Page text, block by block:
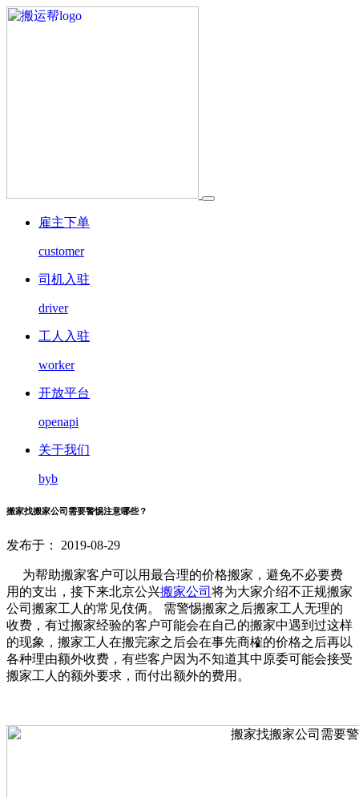
雇主下单
customer
司机入驻
driver
工人入驻
worker
开放平台
openapi
关于我们
byb
搬家找搬家公司需要警惕注意哪些？
发布于： 2019-08-29
为帮助搬家客户可以用最合理的价格搬家，避免不必要费
用的支出，接下来北京公兴搬家公司 将为大家介绍不正规搬家
公司搬家工人的常见伎俩。 需警惕搬家之后搬家工人无理的
收费，有过搬家经验的客户可能会在自己的搬家中遇到过这样
的现象，搬家工人在搬完家之后会在事先商榷的价格之后再以
各种理由额外收费，有些客户因为不知道其中原委可能会接受
搬家工人的额外要求，而付出额外的费用。